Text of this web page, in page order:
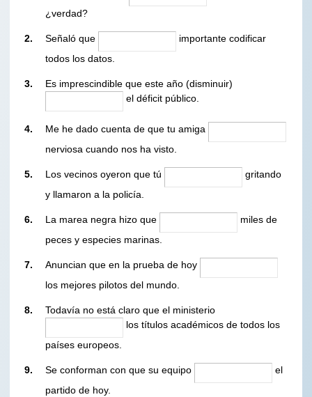
¿verdad?
2. Señaló que
importante codificar
todos los datos.
3.
Es imprescindible que este año (disminuir)
el déficit público.
4.
Me he dado cuenta de que tu amiga
nerviosa cuando nos ha visto.
5. Los vecinos oyeron que tú
gritando
y llamaron a la policía.
6. La marea negra hizo que
miles de
peces y especies marinas.
7.
Anuncian que en la prueba de hoy
los mejores pilotos del mundo.
8.
Todavía no está claro que el ministerio
los títulos académicos de todos los
países europeos.
9. Se conforman con que su equipo
el
partido de hoy.